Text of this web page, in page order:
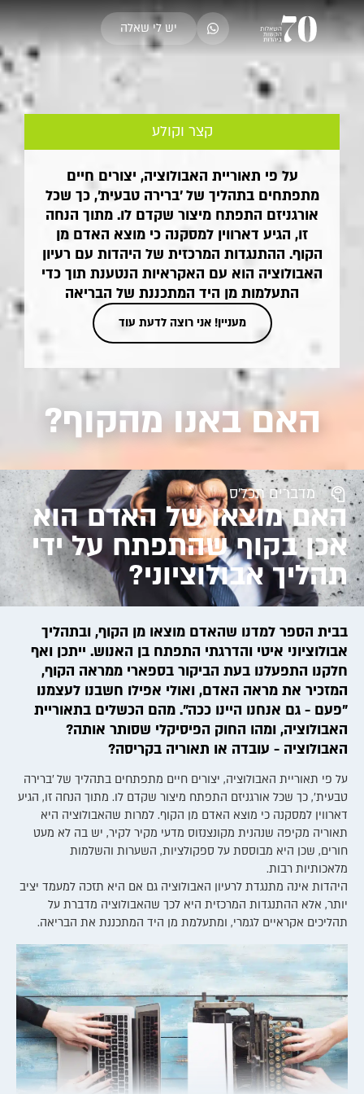
יש לי שאלה
קצר וקולע
על פי תאוריית האבולוציה, יצורים חיים
מתפתחים בתהליך של 'ברירה טבעית', כך שכל
אורגניזם התפתח מיצור שקדם לו. מתוך הנחה
זו, הגיע דארווין למסקנה כי מוצא האדם מן
הקוף. ההתנגדות המרכזית של היהדות עם רעיון
האבולוציה הוא עם האקראיות הנטענת תוך כדי
התעלמות מן היד המתכננת של הבריאה
מעניין! אני רוצה לדעת עוד
האם באנו מהקוף?
מדברים תכל'ס
האם מוצאו של האדם הוא
אכן בקוף שהתפתח על ידי
תהליך אבולוציוני?
בבית הספר למדנו שהאדם מוצאו מן הקוף, ובתהליך
אבולוציוני איטי והדרגתי התפתח בן האנוש. ייתכן ואף
חלקנו התפעלנו בעת הביקור בספארי ממראה הקוף,
המזכיר את מראה האדם, ואולי אפילו חשבנו לעצמנו
"פעם - גם אנחנו היינו ככה". מהם הכשלים בתאוריית
האבולוציה, ומהו החוק הפיסיקלי שסותר אותה?
האבולוציה - עובדה או תאוריה בקריסה?
על פי תאוריית האבולוציה, יצורים חיים מתפתחים בתהליך של 'ברירה
טבעית', כך שכל אורגניזם התפתח מיצור שקדם לו. מתוך הנחה זו, הגיע
דארווין למסקנה כי מוצא האדם מן הקוף. למרות שהאבולוציה היא
תאוריה מקיפה שנהנית מקונצנזוס מדעי מקיר לקיר, יש בה לא מעט
חורים, שכן היא מבוססת על ספקולציות, השערות והשלמות
מלאכותיות רבות.
היהדות אינה מתנגדת לרעיון האבולוציה גם אם היא תזכה למעמד יציב
יותר, אלא ההתנגדות המרכזית היא לכך שהאבולוציה מדברת על
תהליכים אקראיים לגמרי, ומתעלמת מן היד המתכננת את הבריאה.